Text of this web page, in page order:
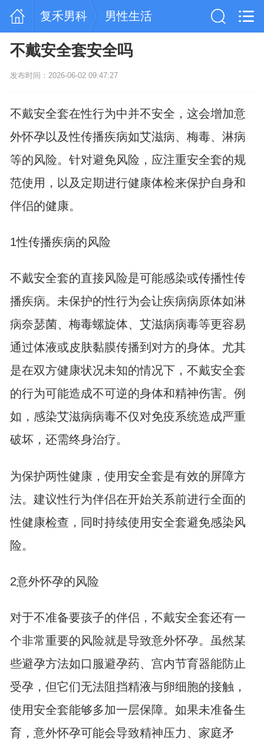
复禾男科 男性生活
不戴安全套安全吗
发布时间：2026-06-02 09:47:27
不戴安全套在性行为中并不安全，这会增加意
外怀孕以及性传播疾病如艾滋病、梅毒、淋病
等的风险。针对避免风险，应注重安全套的规
范使用，以及定期进行健康体检来保护自身和
伴侣的健康。
1性传播疾病的风险
不戴安全套的直接风险是可能感染或传播性传
播疾病。未保护的性行为会让疾病病原体如淋
病奈瑟菌、梅毒螺旋体、艾滋病病毒等更容易
通过体液或皮肤黏膜传播到对方的身体。尤其
是在双方健康状况未知的情况下，不戴安全套
的行为可能造成不可逆的身体和精神伤害。例
如，感染艾滋病病毒不仅对免疫系统造成严重
破坏，还需终身治疗。
为保护两性健康，使用安全套是有效的屏障方
法。建议性行为伴侣在开始关系前进行全面的
性健康检查，同时持续使用安全套避免感染风
险。
2意外怀孕的风险
对于不准备要孩子的伴侣，不戴安全套还有一
个非常重要的风险就是导致意外怀孕。虽然某
些避孕方法如口服避孕药、宫内节育器能防止
受孕，但它们无法阻挡精液与卵细胞的接触，
使用安全套能够多加一层保障。如果未准备生
育，意外怀孕可能会导致精神压力、家庭矛